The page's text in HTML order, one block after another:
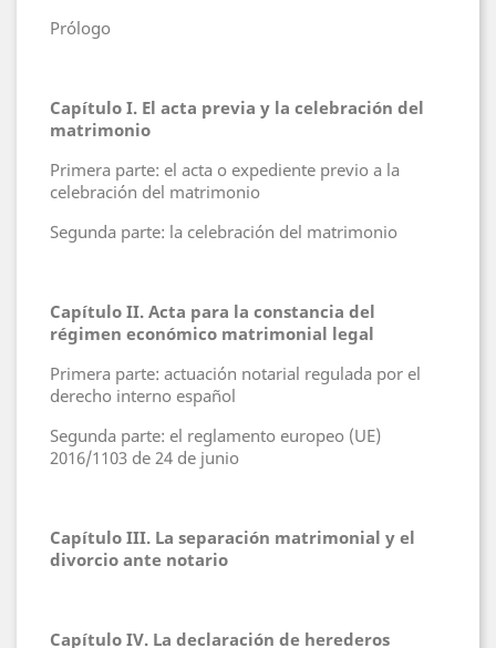
Prólogo
Capítulo I. El acta previa y la celebración del
matrimonio
Primera parte: el acta o expediente previo a la
celebración del matrimonio
Segunda parte: la celebración del matrimonio
Capítulo II. Acta para la constancia del
régimen económico matrimonial legal
Primera parte: actuación notarial regulada por el
derecho interno español
Segunda parte: el reglamento europeo (UE)
2016/1103 de 24 de junio
Capítulo III. La separación matrimonial y el
divorcio ante notario
Capítulo IV. La declaración de herederos